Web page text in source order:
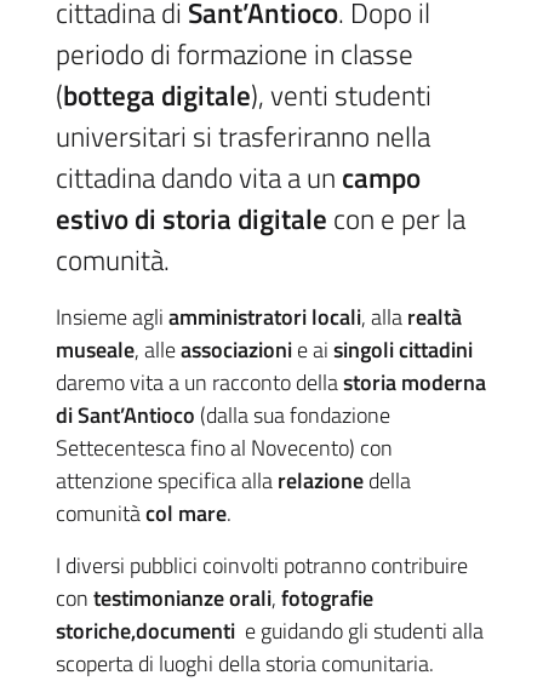
cittadina di Sant’Antioco. Dopo il
periodo di formazione in classe
(bottega digitale), venti studenti
universitari si trasferiranno nella
cittadina dando vita a un campo
estivo di storia digitale con e per la
comunità.
Insieme agliamministratori locali, allarealtà
museale, alleassociazionie aisingoli cittadini
daremo vita a un racconto dellastoria moderna
di Sant’Antioco (dalla sua fondazione
Settecentesca fino al Novecento) con
attenzione specifica allarelazionedella
comunitàcol mare.
I diversi pubblici coinvolti potranno contribuire
contestimonianze orali,fotografie
storiche,documentie guidando gli studenti alla
scoperta di luoghi della storia comunitaria.